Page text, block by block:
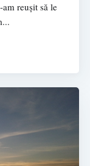
reușit să le